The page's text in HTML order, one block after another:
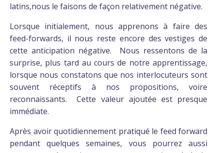
latins,nous le faisons de façon relativement négative.
Lorsque initialement, nous apprenons à faire des
feed-forwards, il nous reste encore des vestiges de
cette anticipation négative. Nous ressentons de la
surprise, plus tard au cours de notre apprentissage,
lorsque nous constatons que nos interlocuteurs sont
souvent réceptifs à nos propositions, voire
reconnaissants. Cette valeur ajoutée est presque
immédiate.
Après avoir quotidiennement pratiqué le feed forward
pendant quelques semaines, vous pourrez aussi